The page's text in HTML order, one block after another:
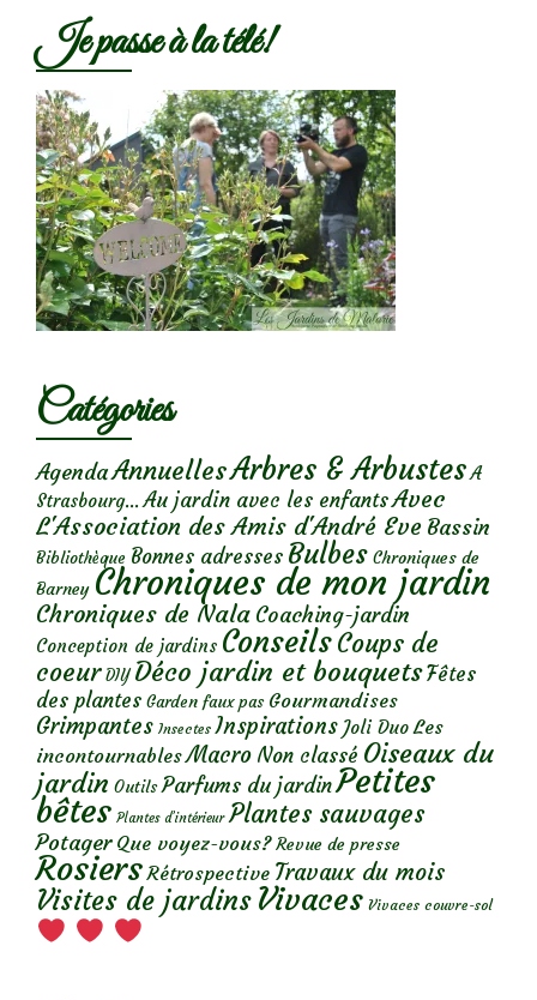
Je passe à la télé!
Catégories
AgendaAnnuellesArbres & Arbustes A
Strasbourg... Au jardin avec les enfantsAvec
L'Association des Amis d'André Eve Bassin
Bibliothèque Bonnes adresses Bulbes Chroniques de
Barney Chroniques de mon jardin
Chroniques de Nala Coaching-jardin
Conception de jardins ConseilsCoups de
coeur DIY Déco jardin et bouquetsFêtes
des plantes Garden faux pas Gourmandises
Grimpantes Insectes Inspirations Joli Duo Les
incontournables Macro Non classé Oiseaux du
jardin Outils Parfums du jardinPetites
bêtes Plantes d’intérieur Plantes sauvages
Potager Que voyez-vous? Revue de presse
Rosiers Rétrospective Travaux du mois
Visites de jardins Vivaces Vivaces couvre-sol